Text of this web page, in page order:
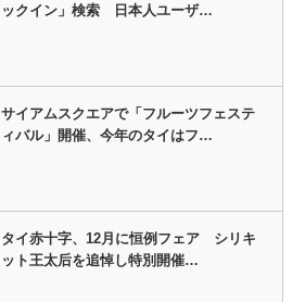
ックイン」検索 日本人ユーザ…
サイアムスクエアで「フルーツフェステ
ィバル」開催、今年のタイはフ…
タイ赤十字、12月に恒例フェア シリキ
ット王太后を追悼し特別開催…